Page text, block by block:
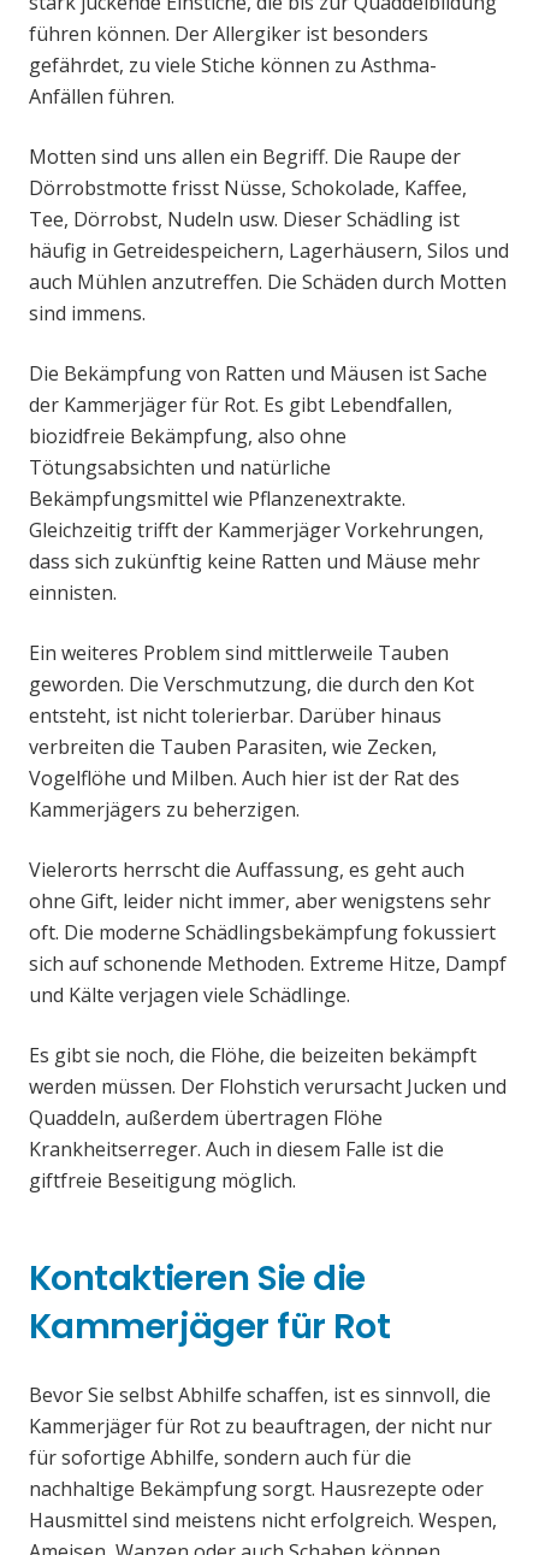
führen können. Der Allergiker ist besonders
gefährdet, zu viele Stiche können zu Asthma-
Anfällen führen.
Motten sind uns allen ein Begriff. Die Raupe der
Dörrobstmotte frisst Nüsse, Schokolade, Kaffee,
Tee, Dörrobst, Nudeln usw. Dieser Schädling ist
häufig in Getreidespeichern, Lagerhäusern, Silos und
auch Mühlen anzutreffen. Die Schäden durch Motten
sind immens.
Die Bekämpfung von Ratten und Mäusen ist Sache
der Kammerjäger für Rot. Es gibt Lebendfallen,
biozidfreie Bekämpfung, also ohne
Tötungsabsichten und natürliche
Bekämpfungsmittel wie Pflanzenextrakte.
Gleichzeitig trifft der Kammerjäger Vorkehrungen,
dass sich zukünftig keine Ratten und Mäuse mehr
einnisten.
Ein weiteres Problem sind mittlerweile Tauben
geworden. Die Verschmutzung, die durch den Kot
entsteht, ist nicht tolerierbar. Darüber hinaus
verbreiten die Tauben Parasiten, wie Zecken,
Vogelflöhe und Milben. Auch hier ist der Rat des
Kammerjägers zu beherzigen.
Vielerorts herrscht die Auffassung, es geht auch
ohne Gift, leider nicht immer, aber wenigstens sehr
oft. Die moderne Schädlingsbekämpfung fokussiert
sich auf schonende Methoden. Extreme Hitze, Dampf
und Kälte verjagen viele Schädlinge.
Es gibt sie noch, die Flöhe, die beizeiten bekämpft
werden müssen. Der Flohstich verursacht Jucken und
Quaddeln, außerdem übertragen Flöhe
Krankheitserreger. Auch in diesem Falle ist die
giftfreie Beseitigung möglich.
Kontaktieren Sie die
Kammerjäger für Rot
Bevor Sie selbst Abhilfe schaffen, ist es sinnvoll, die
Kammerjäger für Rot zu beauftragen, der nicht nur
für sofortige Abhilfe, sondern auch für die
nachhaltige Bekämpfung sorgt. Hausrezepte oder
Hausmittel sind meistens nicht erfolgreich. Wespen,